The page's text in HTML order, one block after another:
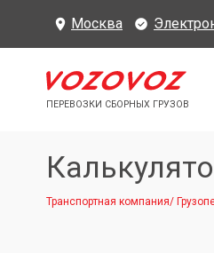
Москва
ПЕРЕВОЗКИ СБОРНЫХ ГРУЗОВ
Транспортная компания/